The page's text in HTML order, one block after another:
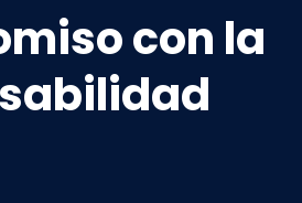
con la